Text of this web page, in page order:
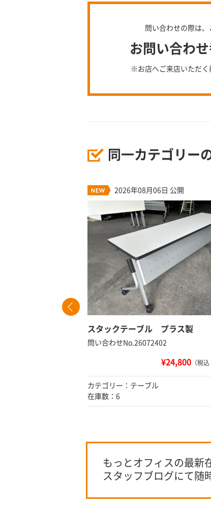
問い合わせの際は
お問い合わ
※お店へご来店いただく
同一カテゴリー
2026年08月06日 公開
スタックテーブル プラス製
問い合わせNo.26072402
¥24,800 （税
カテゴリー：テーブル
在庫数：6
もっとオフィスの最新
スタッフブログにて随